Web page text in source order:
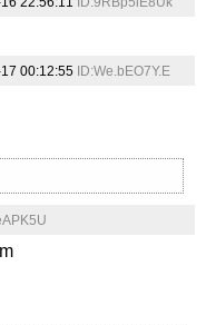
00:12:55 ID:We.bEO7Y.E